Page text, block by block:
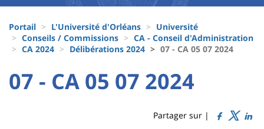
Recherche
Block
liste
des
composantes
d'Ariane
Portail L'Université d'Orléans
Université
Conseils / Commissions
CA - Conseil d'Administration
CA 2024
Délibérations 2024 07 - CA 05 07 2024
University
University
Titre
07 - CA 05 07 2024
Partager sur |